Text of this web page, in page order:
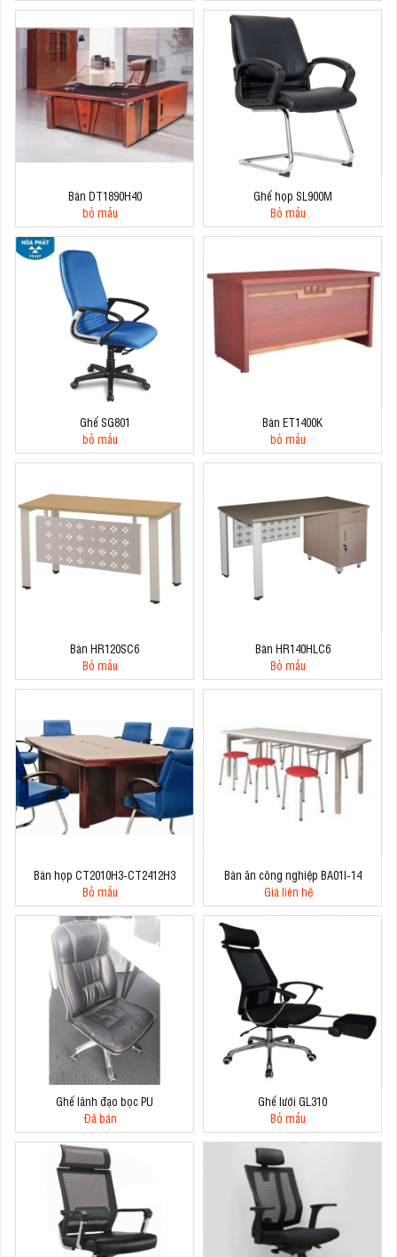
Bàn DT1890H40
bỏ mẫu
Ghế họp SL900M
Bỏ mẫu
Ghế SG801
bỏ mẫu
Bàn ET1400K
bỏ mẫu
Bàn HR120SC6
Bỏ mẫu
Bàn HR140HLC6
Bỏ mẫu
Bàn họp CT2010H3-CT2412H3
Bỏ mẫu
Bàn ăn công nghiệp BA01I-14
Giá liên hệ
Ghế lãnh đạo bọc PU
Đã bán
Ghế lưới GL310
Bỏ mẫu